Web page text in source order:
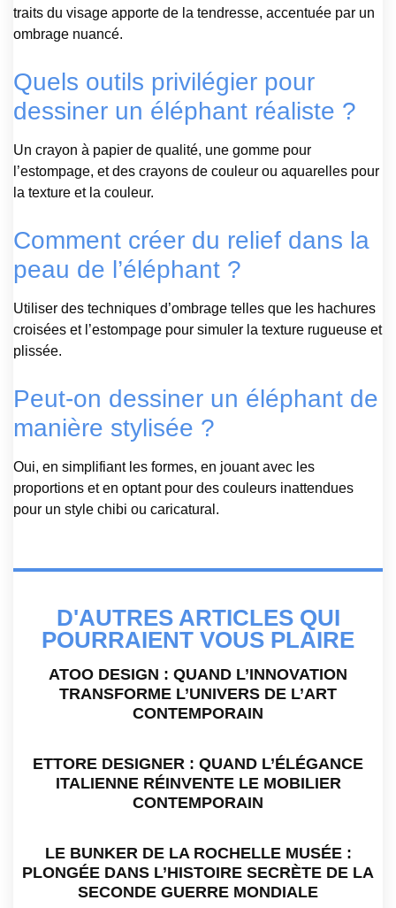
traits du visage apporte de la tendresse, accentuée par un
ombrage nuancé.
Quels outils privilégier pour
dessiner un éléphant réaliste ?
Un crayon à papier de qualité, une gomme pour
l’estompage, et des crayons de couleur ou aquarelles pour
la texture et la couleur.
Comment créer du relief dans la
peau de l’éléphant ?
Utiliser des techniques d’ombrage telles que les hachures
croisées et l’estompage pour simuler la texture rugueuse et
plissée.
Peut-on dessiner un éléphant de
manière stylisée ?
Oui, en simplifiant les formes, en jouant avec les
proportions et en optant pour des couleurs inattendues
pour un style chibi ou caricatural.
D'AUTRES ARTICLES QUI
POURRAIENT VOUS PLAIRE
ATOO DESIGN : QUAND L’INNOVATION
TRANSFORME L’UNIVERS DE L’ART
CONTEMPORAIN
ETTORE DESIGNER : QUAND L’ÉLÉGANCE
ITALIENNE RÉINVENTE LE MOBILIER
CONTEMPORAIN
LE BUNKER DE LA ROCHELLE MUSÉE :
PLONGÉE DANS L’HISTOIRE SECRÈTE DE LA
SECONDE GUERRE MONDIALE